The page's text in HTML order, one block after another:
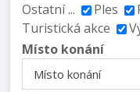
Ostatní ...
Ples
Turistická akce
Místo konání